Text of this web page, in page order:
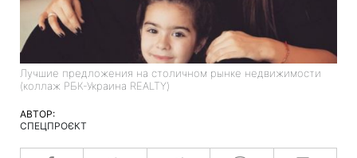
Лучшие предложения на столичном рынке недвижимости
(коллаж РБК-Украина REALTY)
АВТОР:
СПЕЦПРОЄКТ